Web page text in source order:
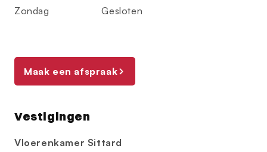
Zondag
Gesloten
Maak een afspraak
Vestigingen
Vloerenkamer Sittard